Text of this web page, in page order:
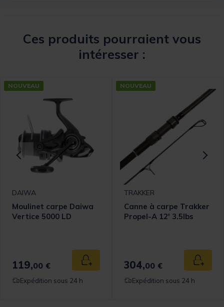
Ces produits pourraient vous
intéresser :
panier
NOUVEAU
DAIWA
Moulinet carpe Daiwa
Vertice 5000 LD
119,00 € Ajouter au panier
Expédition sous 24 h
NOUVEAU
TRAKKER
Canne à carpe Trakker
Propel-A 12' 3.5lbs
304,00 €
Expédition sous 24 h